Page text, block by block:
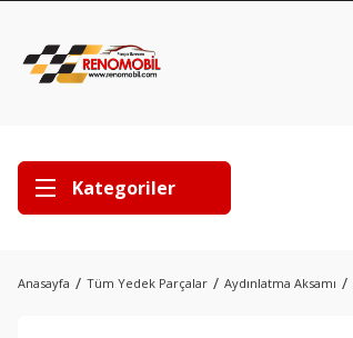
Kategoriler
Anasayfa Tüm Yedek Parçalar Aydınlatma Aksamı